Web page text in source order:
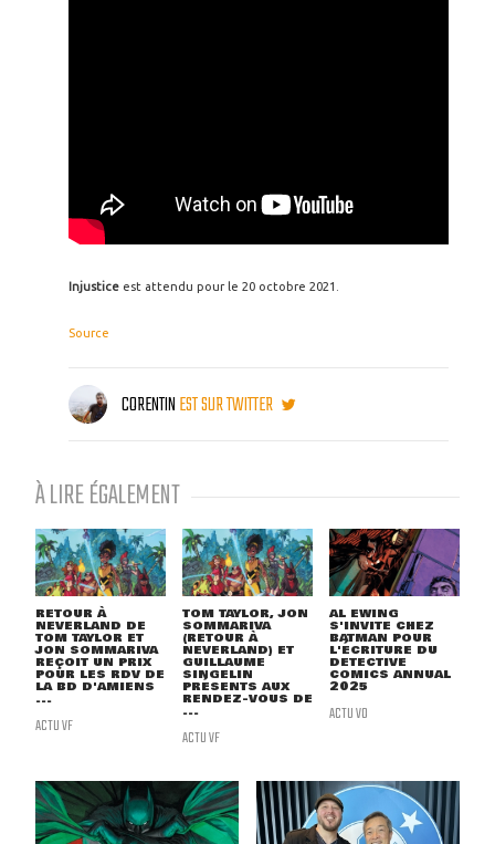
Injustice est attendu pour le 20 octobre 2021.
Source
CORENTINEST SUR TWITTER
À LIRE ÉGALEMENT
RETOUR À
NEVERLAND DE
TOM TAYLOR ET
JON SOMMARIVA
REÇOIT UN PRIX
POUR LES RDV DE
LA BD D'AMIENS
...
ACTU VF
TOM TAYLOR, JON
SOMMARIVA
(RETOUR À
NEVERLAND) ET
GUILLAUME
SINGELIN
PRÉSENTS AUX
RENDEZ-VOUS DE
...
ACTU VF
AL EWING
S'INVITE CHEZ
BATMAN POUR
L'ÉCRITURE DU
DETECTIVE
COMICS ANNUAL
2025
ACTU VO